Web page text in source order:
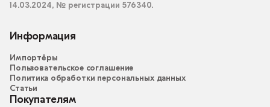
14.03.2024, № регистрации 576340.
Информация
Импортёры
Пользовательское соглашение
Политика обработки персональных данных
Статьи
Покупателям